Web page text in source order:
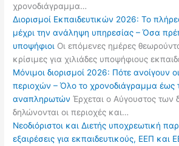
χρονοδιάγραμμα…
Διορισμοί Εκπαιδευτικών 2026: Το
μέχρι την ανάληψη υπηρεσίας – Όσα
υποψήφιοι Οι επόμενες ημέρες
κρίσιμες για χιλιάδες υποψήφιους
Μόνιμοι διορισμοί 2026: Πότε ανοίγουν
περιοχών – Όλο το χρονοδιάγραμμα έως
αναπληρωτών Έρχεται ο Αύγουστος των
δηλώνονται οι περιοχές και…
Νεοδιόριστοι και Διετής υποχρεωτική
εξαιρέσεις για εκπαιδευτικούς, ΕΕΠ και